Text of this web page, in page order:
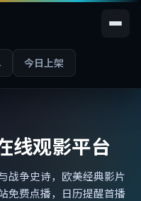
今日上架
线观影平台
战争史诗，欧美经典影片
免费点播，日历提醒首播